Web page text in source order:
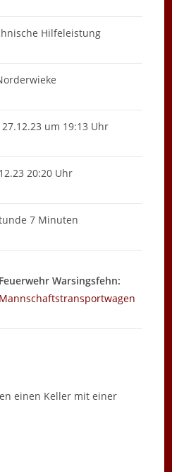
Hilfeleistung
um 19:13 Uhr
20:20 Uhr
7 Minuten
Feuerwehr Warsingsfehn:
Mannschaftstransportwagen
einen Keller mit einer